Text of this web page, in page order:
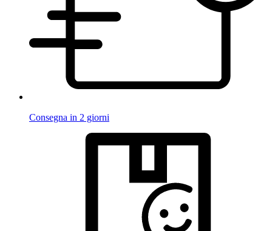
Consegna in 2 giorni